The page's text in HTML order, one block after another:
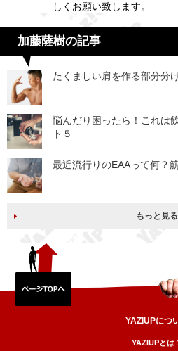
しくお願い致します。
加藤薩樹の記事
たくましい肩を作る部分分
悩んだり困ったら！これは
ト５
最近流行りのEAAって何？
もっと見る
YAZIUPにつ
YAZIUPとは